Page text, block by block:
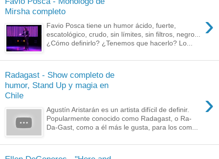
Mirsha completo
›
Favio Posca tiene un humor ácido, fuerte,
escatológico, crudo, sin límites, sin filtros, negro...
¿Cómo definirlo? ¿Tenemos que hacerlo? Lo...
Radagast - Show completo de
humor, Stand Up y magia en
Chile
›
Agustín Aristarán es un artista difícil de definir.
Popularmente conocido como Radagast, o Ra-
Da-Gast, como a él más le gusta, para los com...